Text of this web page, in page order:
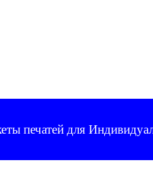
печатей для